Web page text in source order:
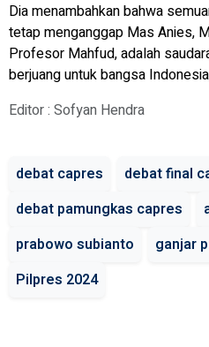
Dia menambahkan bahwa
tetap menganggap Mas Anies,
Profesor Mahfud, adalah
berjuang untuk bangsa
Editor : Sofyan Hendra
debat capres
debat final
debat pamungkas capres
prabowo subianto
ganjar
Pilpres 2024